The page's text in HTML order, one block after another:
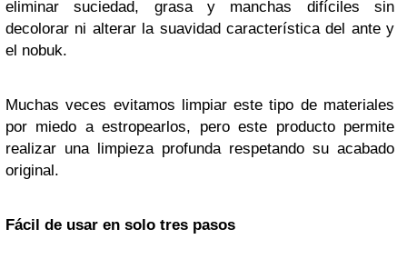
eliminar suciedad, grasa y manchas difíciles sin
decolorar ni alterar la suavidad característica del ante y
el nobuk.
Muchas veces evitamos limpiar este tipo de materiales
por miedo a estropearlos, pero este producto permite
realizar una limpieza profunda respetando su acabado
original.
Fácil de usar en solo tres pasos